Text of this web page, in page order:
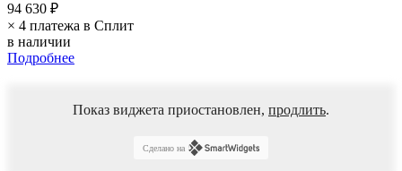
94 630 ₽
× 4 платежа в Сплит
в наличии
Подробнее
Показ виджета приостановлен, продлить.
Сделано на